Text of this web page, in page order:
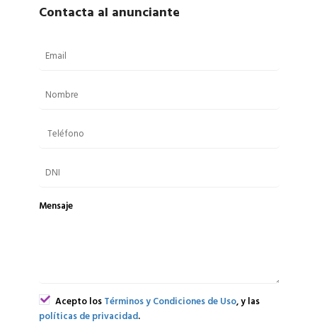
Contacta al anunciante
Mensaje
Acepto losTérminos y Condiciones de Uso, y las
políticas de privacidad.